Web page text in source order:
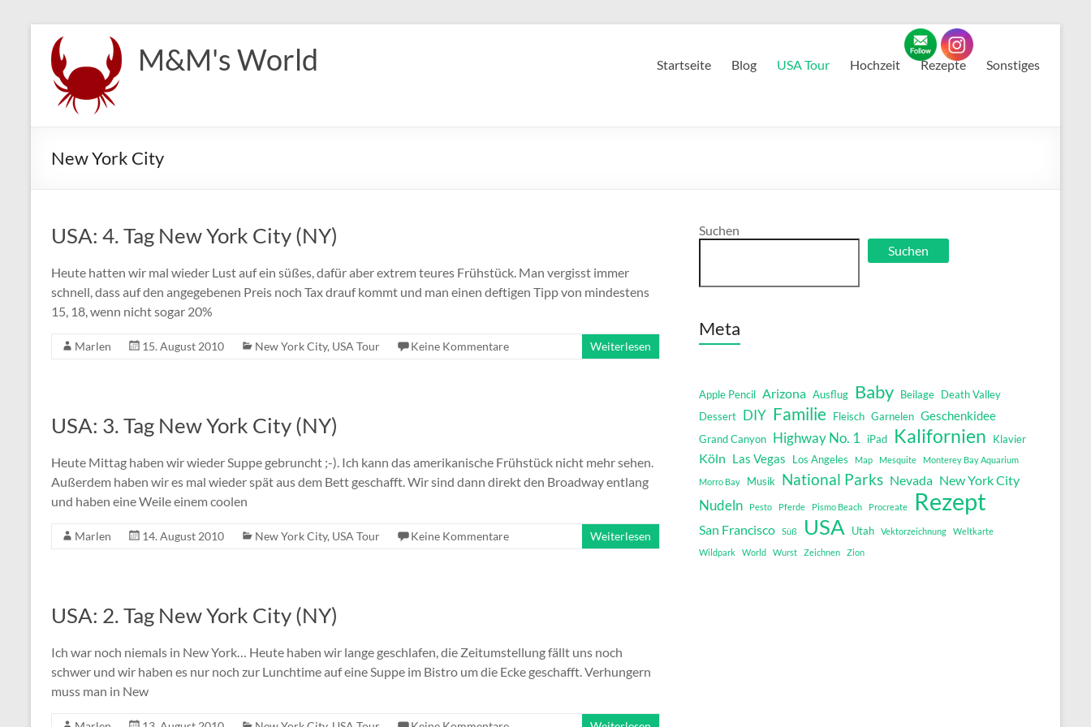
Inhalt
springen
M&M's World Startseite Blog USA Tour Hochzeit Rezepte Sonstiges
New York City
USA: 4. Tag New York City (NY)
Heute hatten wir mal wieder Lust auf ein süßes, dafür aber extrem teures Frühstück. Man vergisst immer
schnell, dass auf den angegebenen Preis noch Tax drauf kommt und man einen deftigen Tipp von mindestens
15, 18, wenn nicht sogar 20%
Marlen 15. August 2010 New York City, USA Tour Keine Kommentare Weiterlesen
USA: 3. Tag New York City (NY)
Heute Mittag haben wir wieder Suppe gebruncht ;-). Ich kann das amerikanische Frühstück nicht mehr sehen.
Außerdem haben wir es mal wieder spät aus dem Bett geschafft. Wir sind dann direkt den Broadway entlang
und haben eine Weile einem coolen
Marlen 14. August 2010 New York City, USA Tour Keine Kommentare Weiterlesen
USA: 2. Tag New York City (NY)
Ich war noch niemals in New York… Heute haben wir lange geschlafen, die Zeitumstellung fällt uns noch
schwer und wir haben es nur noch zur Lunchtime auf eine Suppe im Bistro um die Ecke geschafft. Verhungern
muss man in New
Suchen
Suchen
Meta
Apple Pencil Arizona Ausflug Baby Beilage Death Valley
Dessert DIY Familie Fleisch Garnelen Geschenkidee
Grand Canyon Highway No. 1 iPad Kalifornien Klavier
Köln Las Vegas Los Angeles Map Mesquite Monterey Bay Aquarium
Morro Bay Musik National Parks Nevada New York City
Nudeln Pesto Pferde Pismo Beach Procreate Rezept
San Francisco Süß USA Utah Vektorzeichnung
Weltkarte
Wildpark
World Wurst Zeichnen Zion